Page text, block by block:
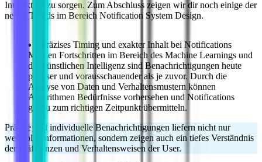
Interaktion zu sorgen. Zum Abschluss zeigen wir dir noch einige der
neuen Trends im Bereich Notification System Design.
Präzises Timing und exakter Inhalt bei Notifications
Mit den Fortschritten im Bereich des Machine Learnings und
der künstlichen Intelligenz sind Benachrichtigungen heute
präziser und vorausschauender als je zuvor. Durch die
Analyse von Daten und Verhaltensmustern können
Algorithmen Bedürfnisse vorhersehen und Notifications
genau zum richtigen Zeitpunkt übermitteln.
Präzise und individuelle Benachrichtigungen liefern nicht nur
wertvolle Informationen, sondern zeigen auch ein tiefes Verständnis
der Präferenzen und Verhaltensweisen der User.